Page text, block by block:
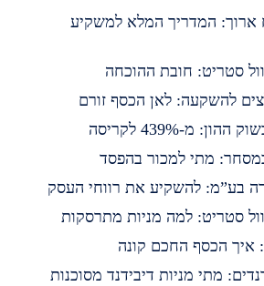
המלא למשקיע
חובת ההוכחה
לאן הכסף זורם
למכור בהפסד
את רווחי העסק
למה מניות מתרסקות
החכם קונה
מניות דיבידנד מסוכנות